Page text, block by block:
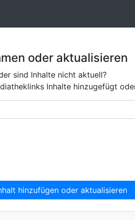
oder aktualisieren
sind Inhalte nicht aktuell?
Inhalte hinzugefügt
hinzufügen oder aktualisieren